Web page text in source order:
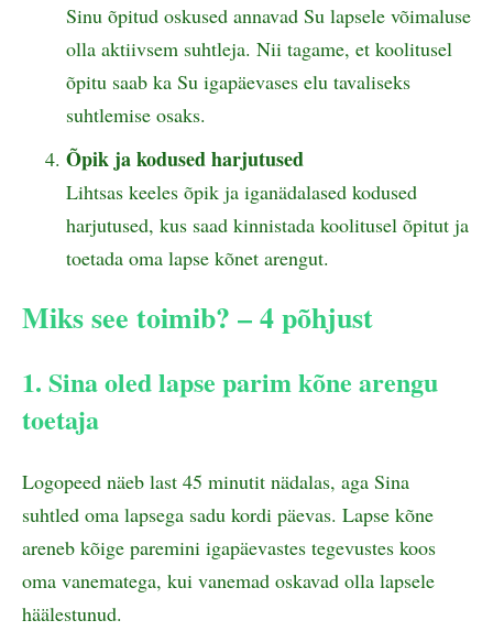
Sinu õpitud oskused annavad Su lapsele võimaluse
olla aktiivsem suhtleja. Nii tagame, et koolitusel
õpitu saab ka Su igapäevases elu tavaliseks
suhtlemise osaks.
Õpik ja kodused harjutused
Lihtsas keeles õpik ja iganädalased kodused
harjutused, kus saad kinnistada koolitusel õpitut ja
toetada oma lapse kõnet arengut.
Miks see toimib? – 4 põhjust
1. Sina oled lapse parim kõne arengu
toetaja
Logopeed näeb last 45 minutit nädalas, aga Sina
suhtled oma lapsega sadu kordi päevas. Lapse kõne
areneb kõige paremini igapäevastes tegevustes koos
oma vanematega, kui vanemad oskavad olla lapsele
häälestunud.